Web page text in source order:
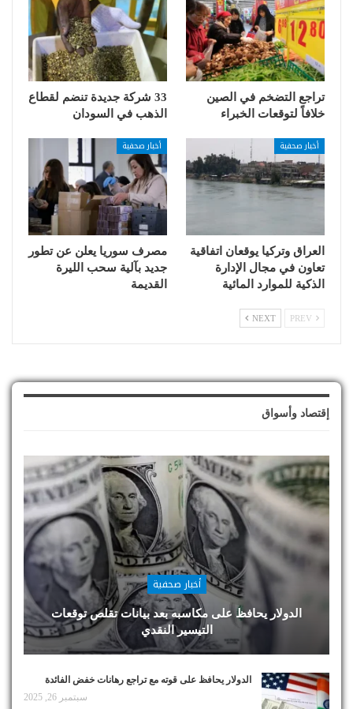
تراجع التضخم في الصين
خلافاً لتوقعات الخبراء
33 شركة جديدة تنضم لقطاع
الذهب في السودان
أخبار صحفية
العراق وتركيا يوقعان اتفاقية
تعاون في مجال الإدارة
الذكية للموارد المائية
أخبار صحفية
مصرف سوريا يعلن عن تطور
جديد بآلية سحب الليرة
القديمة
NEXT
إقتصاد وأسواق
أخبار صحفية
الدولار يحافظ على مكاسبه بعد بيانات تقلص توقعات
التيسير النقدي
الدولار يحافظ على قوته مع تراجع رهانات خفض الفائدة
سبتمبر 26, 2025